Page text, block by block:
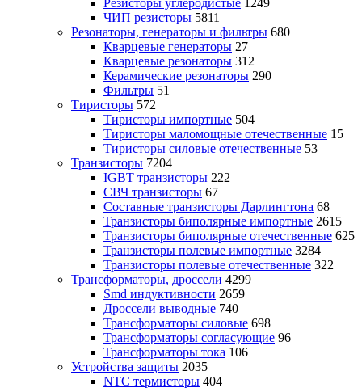
ЧИП резисторы 5811
Резонаторы, генераторы и фильтры 680
Кварцевые генераторы 27
Кварцевые резонаторы 312
Керамические резонаторы 290
Фильтры 51
Тиристоры 572
Тиристоры импортные 504
Тиристоры маломощные отечественные 15
Тиристоры силовые отечественные 53
Транзисторы 7204
IGBT транзисторы 222
СВЧ транзисторы 67
Составные транзисторы Дарлингтона 68
Транзисторы биполярные импортные 2615
Транзисторы биполярные отечественные 625
Транзисторы полевые импортные 3284
Транзисторы полевые отечественные 322
Трансформаторы, дроссели 4299
Smd индуктивности 2659
Дроссели выводные 740
Трансформаторы силовые 698
Трансформаторы согласующие 96
Трансформаторы тока 106
Устройства защиты 2035
NTC термисторы 404